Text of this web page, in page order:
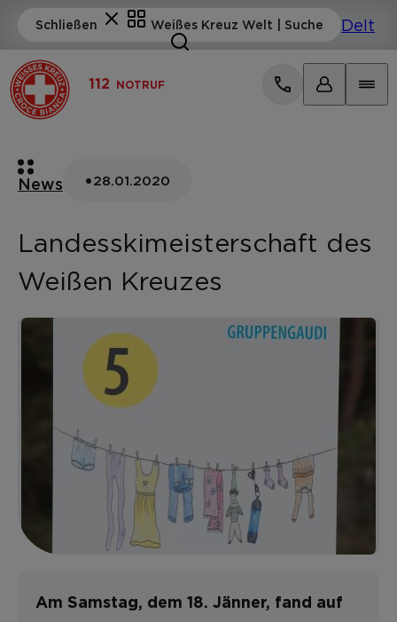
112 NOTRUF
News •28.01.2020
Landesskimeisterschaft des
Weißen Kreuzes
Am Samstag, dem 18. Jänner, fand auf